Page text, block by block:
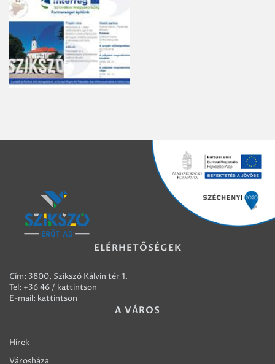
ELÉRHETŐSÉGEK
Cím: 3800, Szikszó Kálvin tér 1.
Tel: +36 46 / kattintson
E-mail: kattintson
A VÁROS
Hírek
Városháza